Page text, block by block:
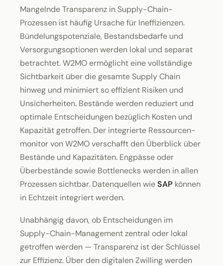
Mangelnde Transparenz in Supply-Chain-
Prozessen ist häufig Ursache für Ineffizienzen.
Bündelungs­potenziale, Bestandsbedarfe und
Versorgungsoptionen werden lokal und separat
betrachtet. W2MO ermöglicht eine vollständige
Sichtbarkeit über die gesamte Supply Chain
hinweg und minimiert so effizient Risiken und
Unsicherheiten. Bestände werden reduziert und
optimale Entscheidungen bezüglich Kosten und
Kapazität getroffen. Der integrierte Ressourcen­
monitor von W2MO verschafft den Überblick über
Bestände und Kapazitäten. Engpässe oder
Überbestände sowie Bottlenecks werden in allen
Prozessen sichtbar. Datenquellen wieSAP können
in Echtzeit integriert werden.
Unabhängig davon, ob Entscheidungen im
Supply-Chain-Management zentral oder lokal
getroffen werden — Transparenz ist der Schlüssel
zur Effizienz. Über den digitalen Zwilling werden